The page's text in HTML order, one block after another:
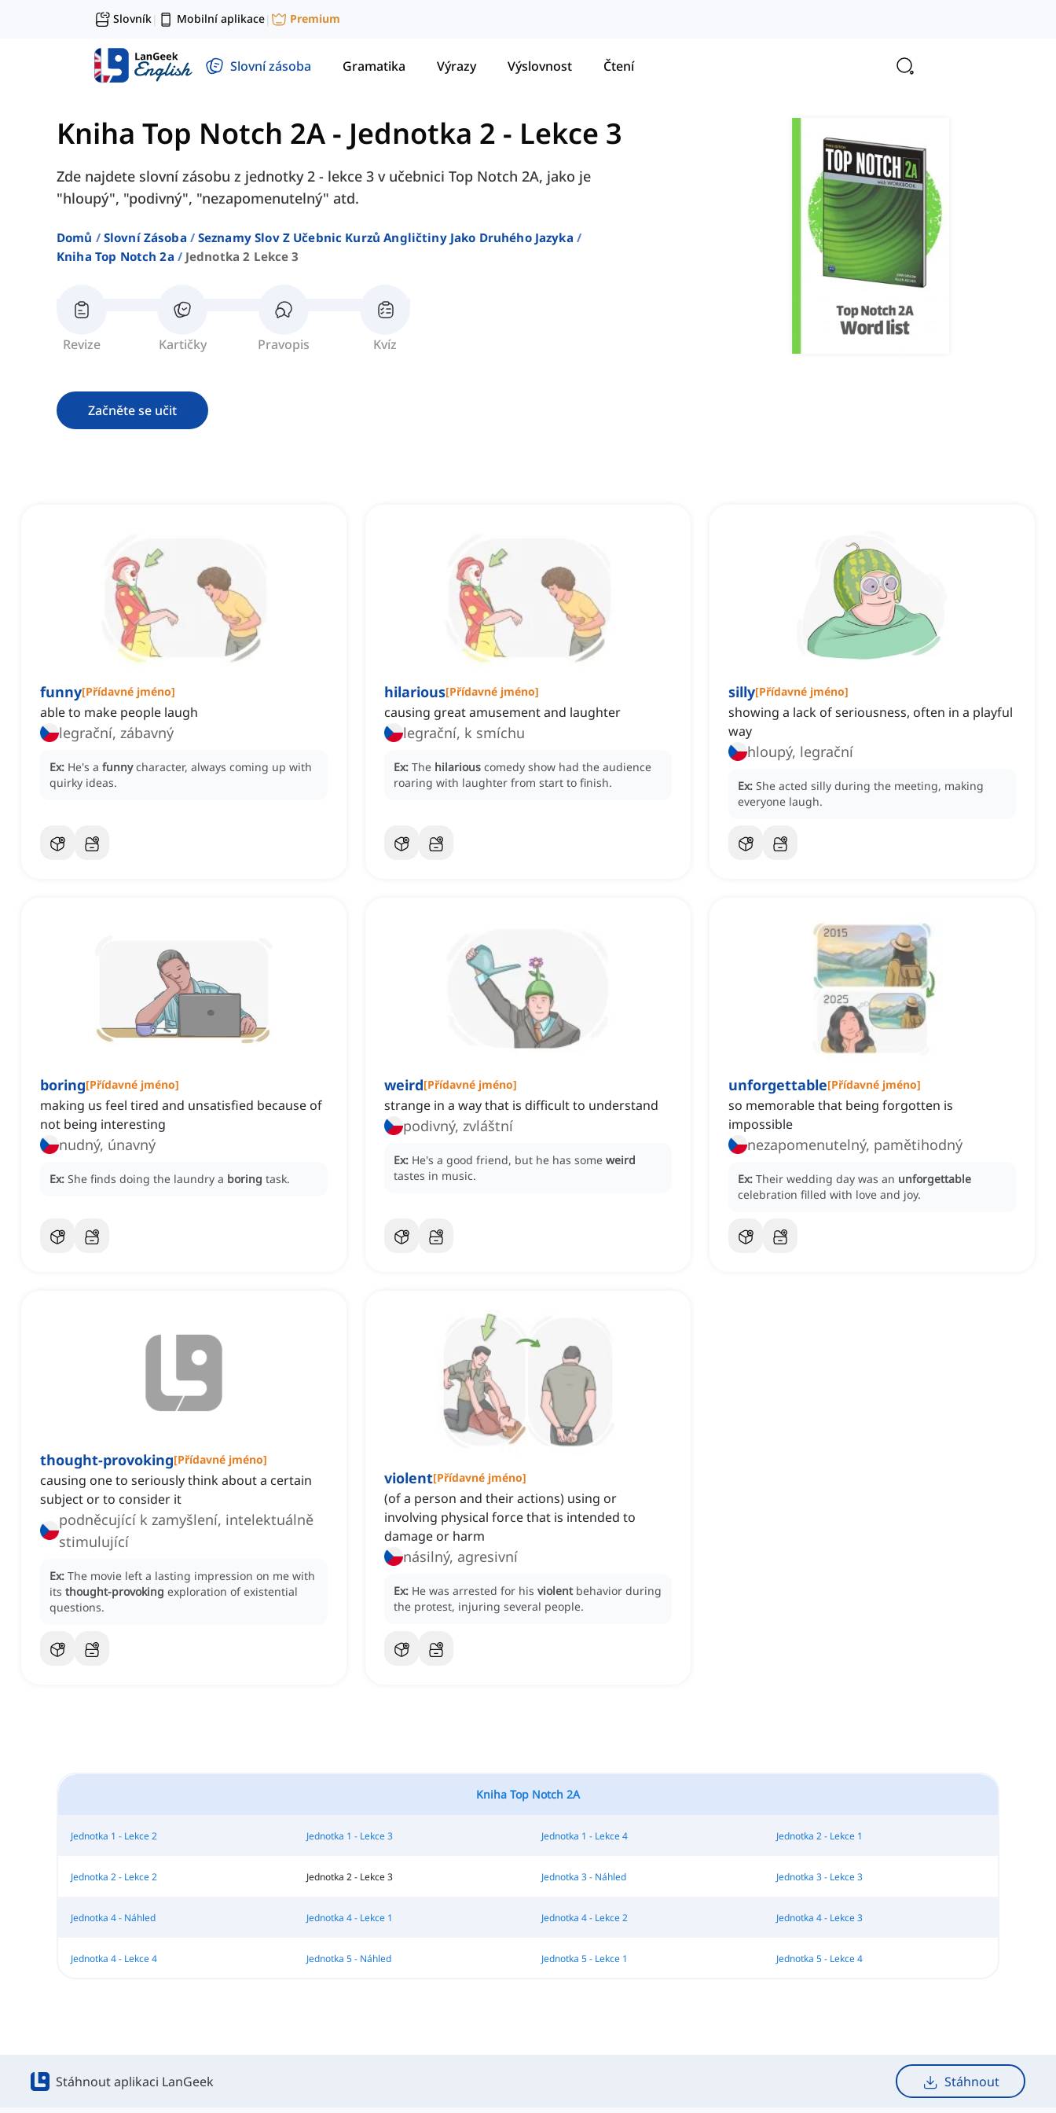
Slovník| Mobilní aplikace| Premium
Slovní zásoba Gramatika Výrazy Výslovnost Čtení
Kniha Top Notch 2A - Jednotka 2 - Lekce 3
Zde najdete slovní zásobu z jednotky 2 - lekce 3 v učebnici Top Notch 2A, jako je
"hloupý", "podivný", "nezapomenutelný" atd.
Domů Slovní Zásoba
Seznamy Slov Z Učebnic Kurzů Angličtiny Jako Druhého Jazyka
Kniha Top Notch 2a
Jednotka 2 Lekce 3
Revize Kartičky Pravopis Kvíz
Začněte se učit
funny[Přídavné jméno]
able to make people laugh
legrační, zábavný
Ex: He's a funny character, always coming up with
quirky ideas.
hilarious[Přídavné jméno]
causing great amusement and laughter
legrační, k smíchu
Ex: The hilarious comedy show had the audience
roaring with laughter from start to finish.
silly[Přídavné jméno]
showing a lack of seriousness, often in a playful
way
hloupý, legrační
Ex: She acted silly during the meeting, making
everyone laugh.
boring[Přídavné jméno]
making us feel tired and unsatisfied because of
not being interesting
nudný, únavný
Ex: She finds doing the laundry a boring task.
weird[Přídavné jméno]
strange in a way that is difficult to understand
podivný, zvláštní
Ex: He's a good friend, but he has some weird
tastes in music.
unforgettable[Přídavné jméno]
so memorable that being forgotten is
impossible
nezapomenutelný, pamětihodný
Ex: Their wedding day was an unforgettable
celebration filled with love and joy.
thought-provoking[Přídavné jméno]
causing one to seriously think about a certain
subject or to consider it
podněcující k zamyšlení, intelektuálně
stimulující
Ex: The movie left a lasting impression on me with
its thought-provoking exploration of existential
questions.
violent[Přídavné jméno]
(of a person and their actions) using or
involving physical force that is intended to
damage or harm
násilný, agresivní
Ex: He was arrested for his violent behavior during
the protest, injuring several people.
Kniha Top Notch 2A
Jednotka 1 - Lekce 2 Jednotka 1 - Lekce 3 Jednotka 1 - Lekce 4 Jednotka 2 - Lekce 1
Jednotka 2 - Lekce 2 Jednotka 2 - Lekce 3 Jednotka 3 - Náhled Jednotka 3 - Lekce 3
Jednotka 4 - Náhled Jednotka 4 - Lekce 1 Jednotka 4 - Lekce 2 Jednotka 4 - Lekce 3
Jednotka 4 - Lekce 4 Jednotka 5 - Náhled Jednotka 5 - Lekce 1 Jednotka 5 - Lekce 4
Stáhnout aplikaci LanGeek Stáhnout